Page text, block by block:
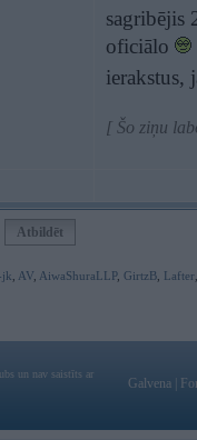
sagribējis
oficiālo
ierakstus,
[ Šo ziņu
Atbildēt
jk AV AiwaShuraLLP, GirtzB Lafter
un nav saistīts ar
Galvena